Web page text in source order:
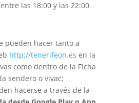
entre las 18:00 y las 22:00
pueden hacer tanto a
http://tenerifeon.es en la
como dentro de la Ficha
sendero o vivac;
hacerse a través de la